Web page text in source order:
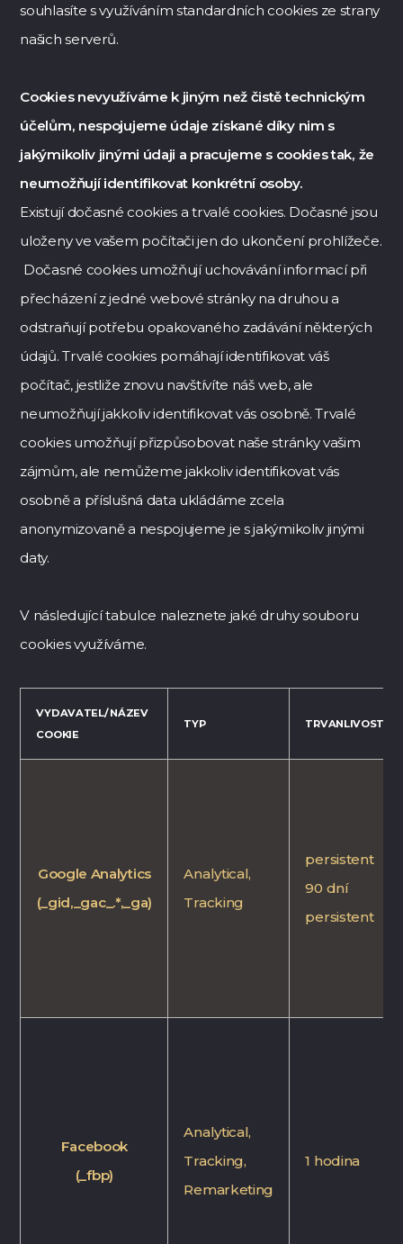
souhlasíte s využíváním standardních cookies ze strany
našich serverů.
Cookies nevyužíváme k jiným než čistě technickým
účelům, nespojujeme údaje získané díky nim s
jakýmikoliv jinými údaji a pracujeme s cookies tak, že
neumožňují identifikovat konkrétní osoby.
Existují dočasné cookies a trvalé cookies. Dočasné jsou
uloženy ve vašem počítači jen do ukončení prohlížeče.
Dočasné cookies umožňují uchovávání informací při
přecházení z jedné webové stránky na druhou a
odstraňují potřebu opakovaného zadávání některých
údajů. Trvalé cookies pomáhají identifikovat váš
počítač, jestliže znovu navštívíte náš web, ale
neumožňují jakkoliv identifikovat vás osobně. Trvalé
cookies umožňují přizpůsobovat naše stránky vašim
zájmům, ale nemůžeme jakkoliv identifikovat vás
osobně a příslušná data ukládáme zcela
anonymizovaně a nespojujeme je s jakýmikoliv jinými
daty.
V následující tabulce naleznete jaké druhy souboru
cookies využíváme.
VYDAVATEL/ NÁZEV
COOKIE
TYP TRVANLIVOST
Google Analytics
(_gid,_gac_.*,_ga)
Analytical,
Tracking
persistent
90 dní
persistent
Facebook
(_fbp)
Analytical,
Tracking,
Remarketing
1 hodina